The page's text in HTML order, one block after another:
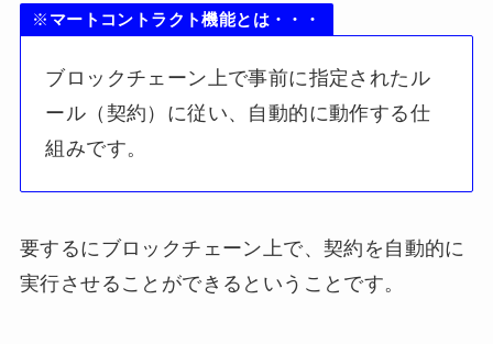
※ マートコントラクト機能とは・・・
ブロックチェーン上で事前に指定されたル
ール（契約）に従い、自動的に動作する仕
組みです。
要するにブロックチェーン上で、契約を自動的に
実行させることができるということです。